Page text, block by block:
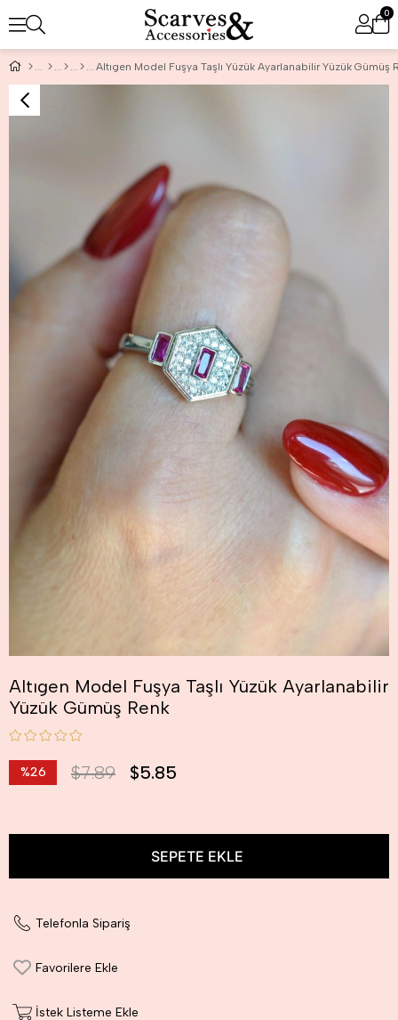
0
Altıgen Model Fuşya Taşlı Yüzük Ayarlanabilir Yüzük Gümüş
Altıgen Model Fuşya Taşlı Yüzük Ayarlanabilir
Yüzük Gümüş Renk
%26
$7.89 $5.85
Telefonla Sipariş
Favorilere Ekle
İstek Listeme Ekle